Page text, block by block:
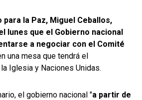
para la Paz, Miguel Ceballos,
lunes que el Gobierno nacional
a negociar con el Comité
una mesa que tendrá el
Iglesia y Naciones Unidas.
el gobierno nacional "a partir de